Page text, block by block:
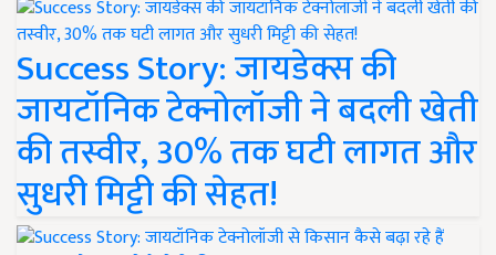
Success Story: जायडेक्स की
जायटॉनिक टेक्नोलॉजी ने बदली खेती
की तस्वीर, 30% तक घटी लागत और
सुधरी मिट्टी की सेहत!